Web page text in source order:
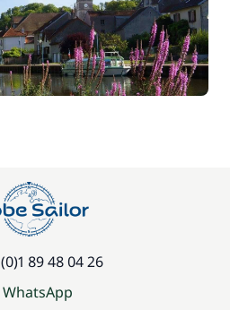
89 48 04 26
WhatsApp